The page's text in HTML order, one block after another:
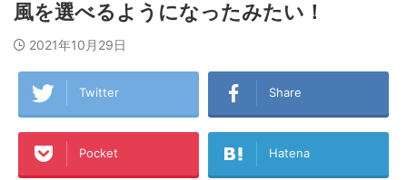
風を選べるようになったみたい！
2021年10月29日
Twitter Share
Pocket Hatena